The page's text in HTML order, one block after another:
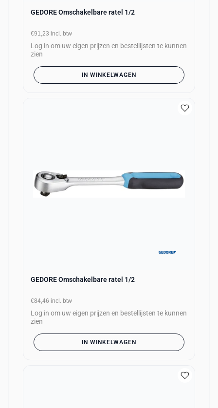
GEDORE Omschakelbare ratel 1/2
€91,23 incl. btw
Log in om uw eigen prijzen en bestellijsten te kunnen
zien
IN WINKELWAGEN
GEDORE Omschakelbare ratel 1/2
€84,46 incl. btw
Log in om uw eigen prijzen en bestellijsten te kunnen
zien
IN WINKELWAGEN